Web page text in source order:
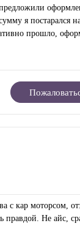
я постарался
прошло,
с кар моторсом,
правдой. Не айс,